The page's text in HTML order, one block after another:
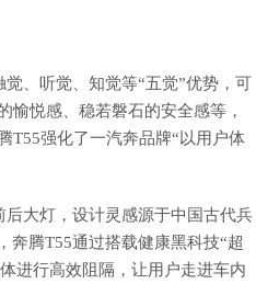
、听觉、知觉等“五觉”优势，可
愉悦感、稳若磐石的安全感等，
T55强化了一汽奔品牌“以用户体
大灯，设计灵感源于中国古代兵
奔腾T55通过搭载健康黑科技“超
进行高效阻隔，让用户走进车内